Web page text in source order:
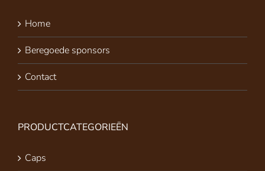
Home
Beregoede sponsors
Contact
PRODUCTCATEGORIEËN
Caps